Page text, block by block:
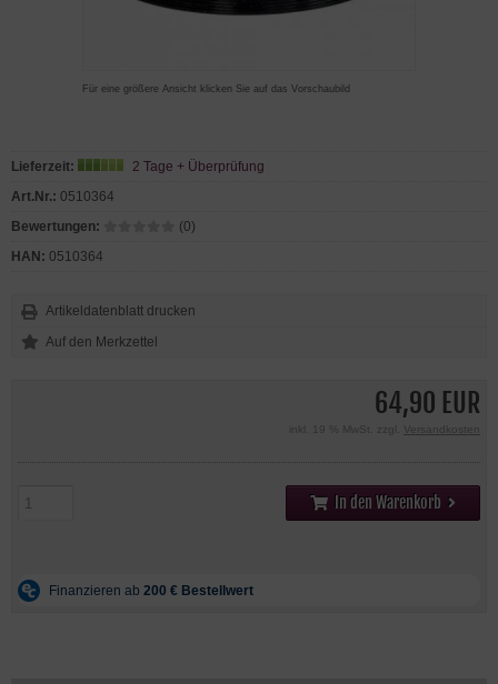
Für eine größere Ansicht klicken Sie auf das Vorschaubild
64,90 EUR
inkl. 19 % MwSt. zzgl. Versandkosten
In den Warenkorb
Lieferzeit:
2 Tage + Überprüfung
Art.Nr.: 0510364
Bewertungen:
(0)
HAN: 0510364
Artikeldatenblatt drucken